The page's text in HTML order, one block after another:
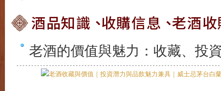
老酒的價值與魅力：收藏、投